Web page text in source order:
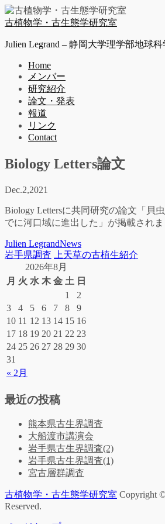
古植物学・古生態学研究室
Julien Legrand – 静岡大学理学部地球
Home
メンバー
研究紹介
論文・発表
報道
リンク
Contact
Biology Letters論文
Dec.2,2021
Biology Lettersに共同研究の論文「貝
でに河口域に進出した」が掲載され
Julien LegrandNews
岩手県調査
上天草の古植生紹介
2026年8月
月 火 水 木 金 土 日
« 2月
1
2
3
4 5 6 7 8
9
10 11 12 13 14 15 16
17 18 19 20 21 22 23
24 25 26 27 28 29 30
31
最近の投稿
熊本県古生界調査
大船渡市講演会
岩手県古生界調査(2)
岩手県古生界調査(1)
宮古層群調査
古植物学・古生態学研究室 Copyright
Reserved.